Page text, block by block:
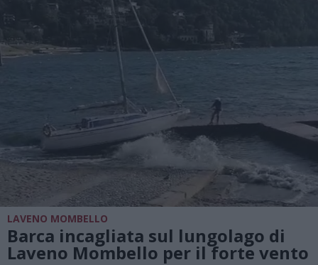
LAVENO MOMBELLO
Barca incagliata sul lungolago di
Laveno Mombello per il forte vento